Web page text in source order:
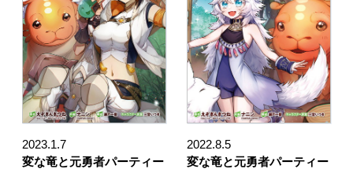
2023.1.7
変な竜と元勇者パーティー
2022.8.5
変な竜と元勇者パーティー